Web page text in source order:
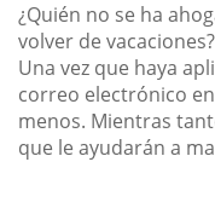
¿Quién no se ha
volver de
Una vez que haya
correo electrónico
menos. Mientras
que le ayudarán a